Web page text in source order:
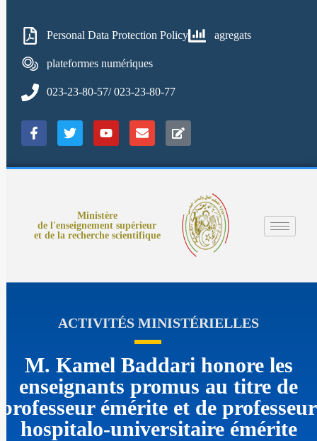
Personal Data Protection Policy agregats
plateformes numériques
023-23-80-57/ 023-23-80-77
Ministère
de l'enseignement supérieur
et de la recherche scientifique
ACTIVITÉS MINISTÉRIELLES
M. Kamel Baddari honore les
enseignants promus au titre de
professeur émérite et de professeur
hospitalo-universitaire émérite